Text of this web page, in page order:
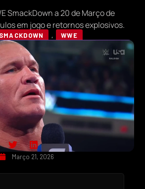
SmackDown a 20 de Março de
em jogo e retornos explosivos.
SMACKDOWN , WWE
Março 21, 2026